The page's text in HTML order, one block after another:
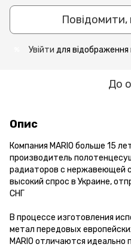
Повідомити,
Увійти для відображення
До
Опис
Компания MARIO больше 15
производитель
радиаторов с нержавеющей
высокий спрос в Украине,
СНГ
В процессе изготовления
метал передовых
MARIO отличаются